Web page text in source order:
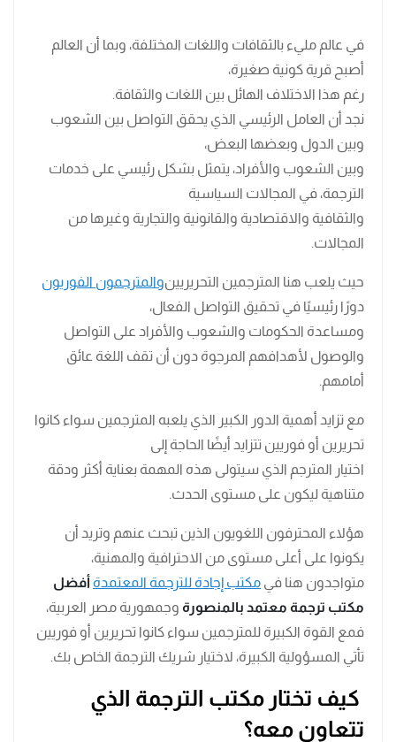
في عالم مليء بالثقافات واللغات المختلفة، وبما أن العالم
أصبح قرية كونية صغيرة،
رغم هذا الاختلاف الهائل بين اللغات والثقافة.
نجد أن العامل الرئيسي الذي يحقق التواصل بين الشعوب
وبين الدول وبعضها البعض،
وبين الشعوب والأفراد، يتمثل بشكل رئيسي على خدمات
الترجمة، في المجالات السياسية
والثقافية والاقتصادية والقانونية والتجارية وغيرها من
المجالات.
حيث يلعب هنا المترجمين التحريريينوالمترجمون الفوريون
دورًا رئيسيًا في تحقيق التواصل الفعال،
ومساعدة الحكومات والشعوب والأفراد على التواصل
والوصول لأهدافهم المرجوة دون أن تقف اللغة عائق
أمامهم.
مع تزايد أهمية الدور الكبير الذي يلعبه المترجمين سواء كانوا
تحريرين أو فوريين تتزايد أيضًا الحاجة إلى
اختيار المترجم الذي سيتولى هذه المهمة بعناية أكثر ودقة
متناهية ليكون على مستوى الحدث.
هؤلاء المحترفون اللغويون الذين تبحث عنهم وتريد أن
يكونوا على أعلى مستوى من الاحترافية والمهنية،
متواجدون هنا في مكتب إجادة للترجمة المعتمدة أفضل
مكتب ترجمة معتمد بالمنصورة وجمهورية مصر العربية،
فمع القوة الكبيرة للمترجمين سواء كانوا تحريرين أو فوريين
تأتي المسؤولية الكبيرة، لاختيار شريك الترجمة الخاص بك.
كيف تختار مكتب الترجمة الذي
تتعاون معه؟